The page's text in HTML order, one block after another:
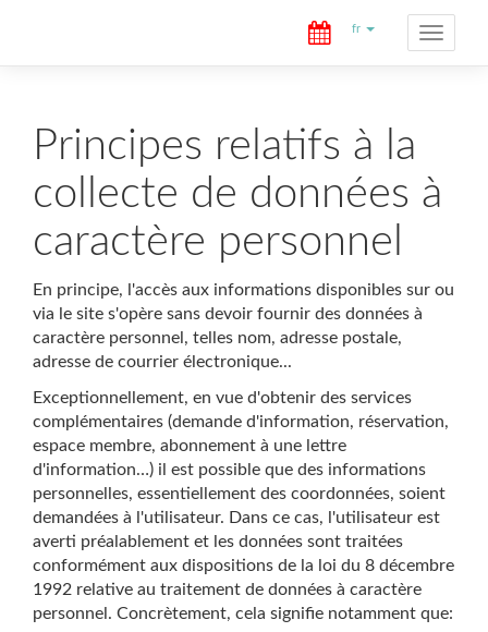
Toggle
navigation
fr
Principes relatifs à la
collecte de données à
caractère personnel
En principe, l'accès aux informations disponibles sur ou
via le site s'opère sans devoir fournir des données à
caractère personnel, telles nom, adresse postale,
adresse de courrier électronique...
Exceptionnellement, en vue d'obtenir des services
complémentaires (demande d'information, réservation,
espace membre, abonnement à une lettre
d'information…) il est possible que des informations
personnelles, essentiellement des coordonnées, soient
demandées à l'utilisateur. Dans ce cas, l'utilisateur est
averti préalablement et les données sont traitées
conformément aux dispositions de la loi du 8 décembre
1992 relative au traitement de données à caractère
personnel. Concrètement, cela signifie notamment que: